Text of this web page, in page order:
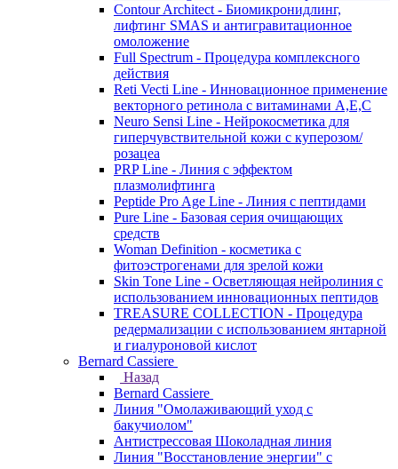
Contour Architect - Биомикронидлинг,
лифтинг SMAS и антигравитационное
омоложение
Full Spectrum - Процедура комплексного
действия
Reti Vecti Line - Инновационное применение
векторного ретинола с витаминами A,Е,С
Neuro Sensi Line - Нейрокосметика для
гиперчувствительной кожи с куперозом/
розацеа
PRP Line - Линия с эффектом
плазмолифтинга
Peptide Pro Age Line - Линия с пептидами
Pure Line - Базовая серия очищающих
средств
Woman Definition - косметика с
фитоэстрогенами для зрелой кожи
Skin Tone Line - Осветляющая нейролиния с
использованием инновационных пептидов
TREASURE COLLECTION - Процедура
редермализации с использованием янтарной
и гиалуроновой кислот
Bernard Cassiere
Назад
Bernard Cassiere
Линия "Омолаживающий уход с
бакучиолом"
Антистрессовая Шоколадная линия
Линия "Восстановление энергии" с